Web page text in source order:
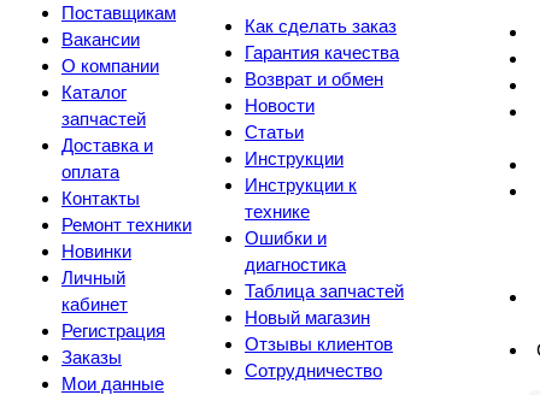
Поставщикам
Вакансии
О компании
Каталог
запчастей
Доставка и
оплата
Контакты
Ремонт техники
Новинки
Личный
кабинет
Регистрация
Заказы
Мои данные
Как сделать заказ
Гарантия качества
Возврат и обмен
Новости
Статьи
Инструкции
Инструкции к
технике
Ошибки и
диагностика
Таблица запчастей
Новый магазин
Отзывы клиентов
Сотрудничество